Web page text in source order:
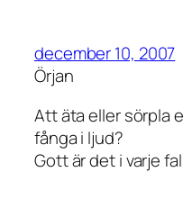
december 10, 2007
Örjan
Att äta eller sörpla
fånga i ljud?
Gott är det i varje